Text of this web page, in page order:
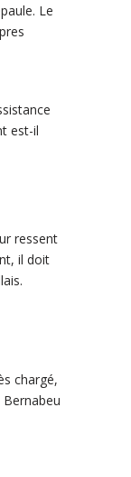
Le
est-il
ressent
il doit
chargé,